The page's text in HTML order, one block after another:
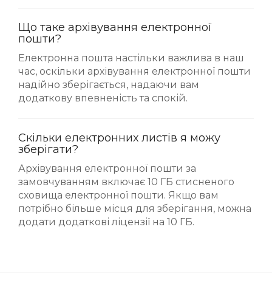
Що таке архівування електронної
пошти?
Електронна пошта настільки важлива в наш
час, оскільки архівування електронної пошти
надійно зберігається, надаючи вам
додаткову впевненість та спокій.
Скільки електронних листів я можу
зберігати?
Архівування електронної пошти за
замовчуванням включає 10 ГБ стисненого
сховища електронної пошти. Якщо вам
потрібно більше місця для зберігання, можна
додати додаткові ліцензії на 10 ГБ.